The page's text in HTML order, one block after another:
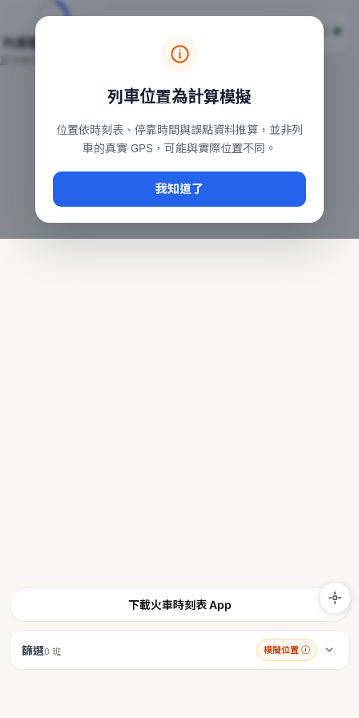
台鐵列車即時位置地圖
本頁顯示目前全台鐵運行中的列車位置，涵蓋自強、普悠瑪、
常用查詢：
、台中車站即時動態
台鐵即時動態
下載火車時刻表 App
篩選0 班 模擬位置 ⓘ
列車位置為計算模擬
位置依時刻表、停靠時間與誤點資料推算，並非列
車的真實 GPS，可能與實際位置不同。
我知道了
列車動態載入中…